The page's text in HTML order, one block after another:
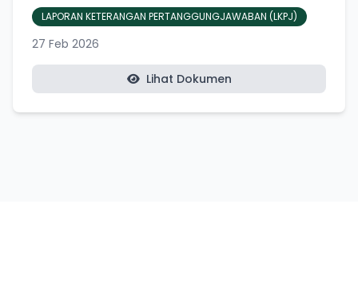
LAPORAN KETERANGAN PERTANGGUNGJAWABAN (LKPJ)
27 Feb 2026
Lihat Dokumen